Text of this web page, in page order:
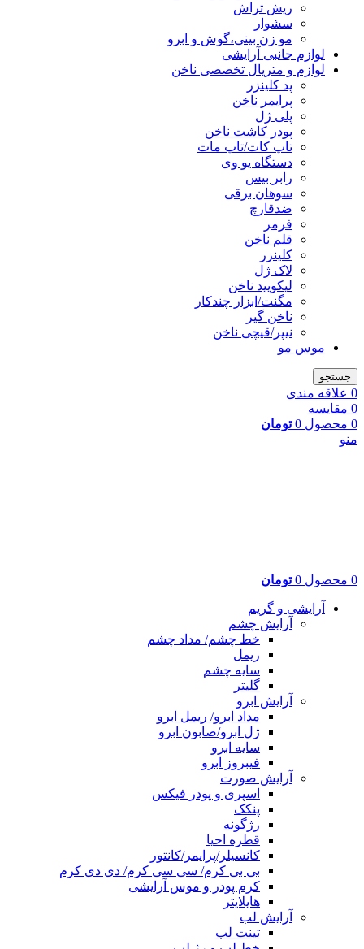
ریش تراش
سشوار
مو زن بینی،گوش و ابرو
لوازم جانبی آرایشی
لوازم و متریال تخصصی ناخن
پد کلینزر
پرایمر ناخن
پلی ژل
پودر کاشت ناخن
تاپ کات/تاپ مات
دستگاه یو وی
رابر بیس
سوهان برقی
ضدقارچ
فرمر
قلم ناخن
کلینزر
لاک ژل
لیکوييد ناخن
مگنت/ابزار چندکار
ناخن گیر
نیپر/قیچی ناخن
موس مو
جستجو
0 علاقه مندی
0 مقایسه
0 محصول 0 تومان
منو
0 محصول 0 تومان
آرایشی و گریم
آرایش چشم
خط چشم/ مداد چشم
ریمل
سایه چشم
گلیتر
آرایش ابرو
مداد ابرو/ ریمل ابرو
ژل ابرو/صابون ابرو
سایه ابرو
فیبروز ابرو
آرایش صورت
اسپری و پودر فیکس
پنکک
رژگونه
قطره احیا
کانسیلر/پرایمر/کانتور
بی بی کرم/ سی سی کرم/ دی دی کرم
کرم پودر و موس آرایشی
هایلایتر
آرایش لب
تینت لب